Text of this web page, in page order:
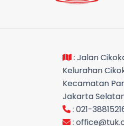
: Jalan
Kelurahan
Kecamatan
Jakarta
: 021-
: